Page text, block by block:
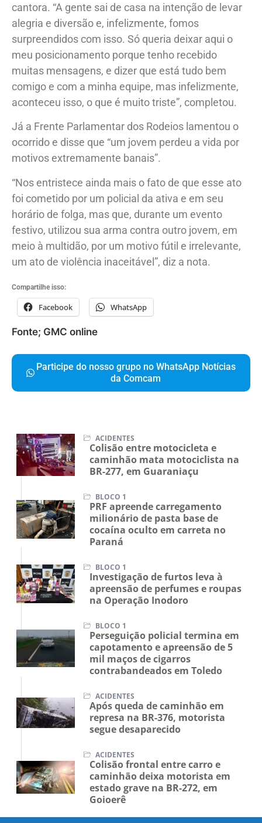
cantora. “A gente sai de casa na intenção de levar
alegria e diversão e, infelizmente, fomos
surpreendidos com isso. Só queria deixar aqui o
meu posicionamento porque tenho recebido
muitas mensagens, e dizer que está tudo bem
comigo e com a minha equipe, mas infelizmente,
aconteceu isso, o que é muito triste”, completou.
Já a Frente Parlamentar dos Rodeios lamentou o
ocorrido e disse que “um jovem perdeu a vida por
motivos extremamente banais”.
“Nos entristece ainda mais o fato de que esse ato
foi cometido por um policial da ativa e em seu
horário de folga, mas que, durante um evento
festivo, utilizou sua arma contra outro jovem, em
meio à multidão, por um motivo fútil e irrelevante,
um ato de violência inaceitável”, diz a nota.
Compartilhe isso:
Facebook WhatsApp
Fonte; GMC online
Participe do nosso grupo no WhatsApp Notícias
da Comcam
ACIDENTES
Colisão entre motocicleta e
caminhão mata motociclista na
BR-277, em Guaraniaçu
BLOCO 1
PRF apreende carregamento
milionário de pasta base de
cocaína oculto em carreta no
Paraná
BLOCO 1
Investigação de furtos leva à
apreensão de perfumes e roupas
na Operação Inodoro
BLOCO 1
Perseguição policial termina em
capotamento e apreensão de 5
mil maços de cigarros
contrabandeados em Toledo
ACIDENTES
Após queda de caminhão em
represa na BR-376, motorista
segue desaparecido
ACIDENTES
Colisão frontal entre carro e
caminhão deixa motorista em
estado grave na BR-272, em
Goioerê